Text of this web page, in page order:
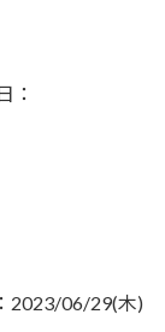
：
2023/06/29(木)